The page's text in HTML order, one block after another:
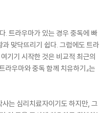
. 트라우마가 있는 경우 중독에 빠
맞닥뜨리기 쉽다. 그럼에도 트라
기기 시작한 것은 비교적 최근의
라우마와 중독 함께 치유하기』는
는 심리치료자이기도 하지만, 그